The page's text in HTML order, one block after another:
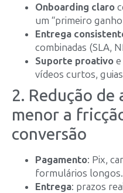
Onboarding claro
um “primeiro
Entrega
combinadas (SLA,
Suporte proativo
vídeos curtos,
2. Redução
menor a
conversão
Pagamento: Pix,
formulários longos.
Entrega: prazos